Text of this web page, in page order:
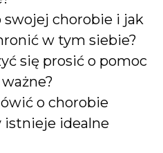
swojej chorobie i jak
w tym siebie?
się prosić o pomoc
o chorobie
istnieje idealne